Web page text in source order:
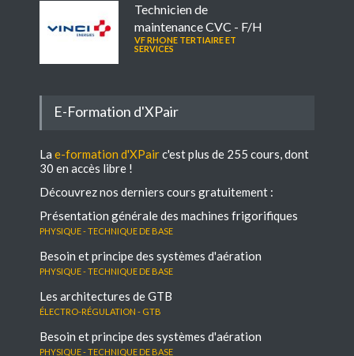
Technicien de
maintenance CVC - F/H
VF RHONE TERTIAIRE ET
SERVICES
E-Formation d'XPair
La e-formation d'XPairc'est plus de 255 cours, dont
30 en accès libre !
Découvrez nos derniers cours gratuitement :
Présentation générale des machines frigorifiques
Physique - Technique de base
Besoin et principe des systèmes d'aération
Physique - Technique de base
Les architectures de GTB
électro-régulation - GTB
Besoin et principe des systèmes d'aération
Physique - Technique de base